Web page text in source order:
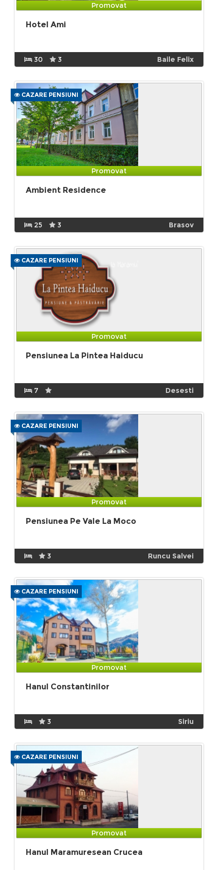
Promovat
Hotel Ami
30 3 Baile Felix
CAZARE PENSIUNI
Promovat
Ambient Residence
25 3 Brasov
CAZARE PENSIUNI
Promovat
Pensiunea La Pintea Haiducu
7 Desesti
CAZARE PENSIUNI
Promovat
Pensiunea Pe Vale La Moco
3 Runcu Salvei
CAZARE PENSIUNI
Promovat
Hanul Constantinilor
3 Siriu
CAZARE PENSIUNI
Promovat
Hanul Maramuresean Crucea